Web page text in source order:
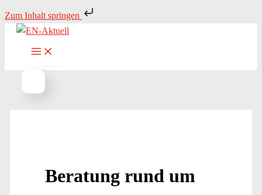
Zum Inhalt springen
Inhalt
springen
Beratung rund um